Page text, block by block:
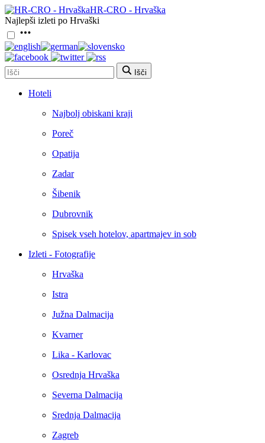
HR-CRO - Hrvaška
Najlepši izleti po Hrvaški
Išči
Hoteli
Najbolj obiskani kraji
Poreč
Opatija
Zadar
Šibenik
Dubrovnik
Spisek vseh hotelov, apartmajev in sob
Izleti - Fotografije
Hrvaška
Istra
Južna Dalmacija
Kvarner
Lika - Karlovac
Osrednja Hrvaška
Severna Dalmacija
Srednja Dalmacija
Zagreb